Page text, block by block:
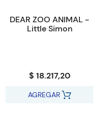
DEAR ZOO ANIMAL -
Little Simon
$ 18.217,20
AGREGAR